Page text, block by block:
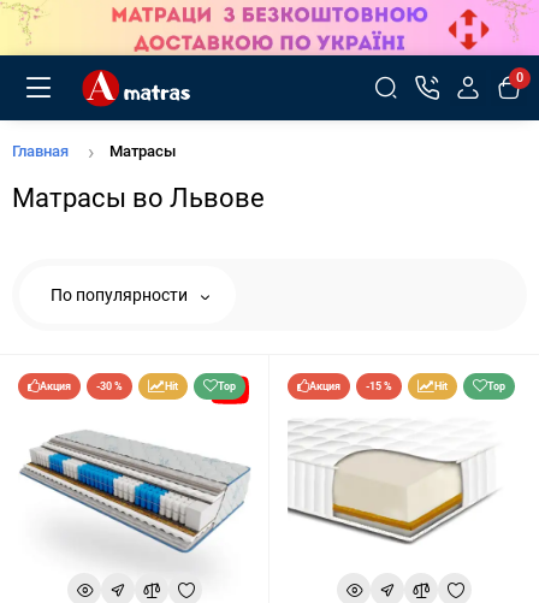
0
Главная Матрасы
Матрасы во Львове
По популярности
Акция -30 % Hit Top Акция -15 % Hit Top